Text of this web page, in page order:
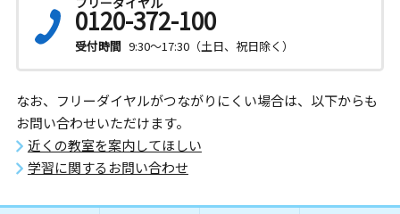
0120-372-100
受付時間 9:30～17:30（土日、祝日除く）
なお、フリーダイヤルがつながりにくい場合は、以下からも
お問い合わせいただけます。
近くの教室を案内してほしい
学習に関するお問い合わせ